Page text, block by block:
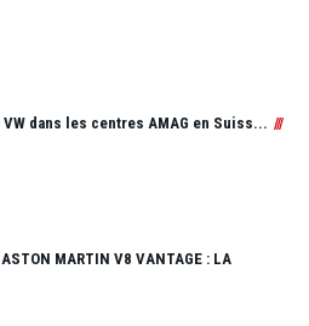
dans les centres AMAG en Suiss...
MARTIN V8 VANTAGE : LA